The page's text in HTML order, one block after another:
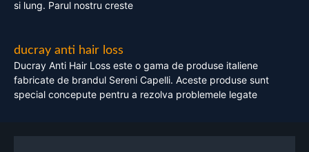
si lung. Parul nostru creste
ducray anti hair loss
Ducray Anti Hair Loss este o gama de produse italiene
fabricate de brandul Sereni Capelli. Aceste produse sunt
special concepute pentru a rezolva problemele legate